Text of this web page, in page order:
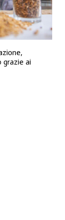
ai